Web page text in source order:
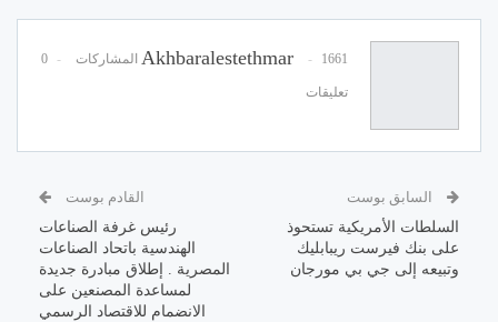
Akhbaralestethmar 1661 المشاركات 0
تعليقات
السابق بوست
السلطات الأمريكية تستحوذ
على بنك فيرست ريبابليك
وتبيعه إلى جي بي مورجان
القادم بوست
رئيس غرفة الصناعات
الهندسية باتحاد الصناعات
المصرية . إطلاق مبادرة جديدة
لمساعدة المصنعين على
الانضمام للاقتصاد الرسمي